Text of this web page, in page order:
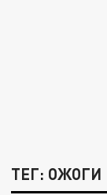
ТЕГ: ОЖОГИ